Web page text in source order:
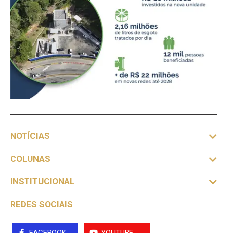
NOTÍCIAS
COLUNAS
INSTITUCIONAL
REDES SOCIAIS